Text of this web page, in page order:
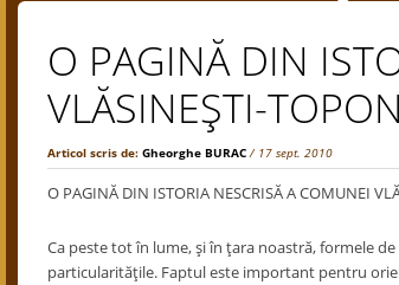
O PAGINĂ DIN
VLĂSINEŞTI-
Articol scris de: Gheorghe BURAC / 17 sept. 2010
O PAGINĂ DIN ISTORIA NESCRISĂ A COMUNEI
Ca peste tot în lume, şi în ţara noastră, formele
particularităţile. Faptul este important pentru